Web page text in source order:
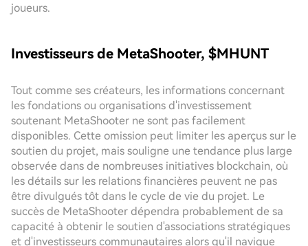
joueurs.
Investisseurs de MetaShooter, $MHUNT
Tout comme ses créateurs, les informations concernant
les fondations ou organisations d'investissement
soutenant MetaShooter ne sont pas facilement
disponibles. Cette omission peut limiter les aperçus sur le
soutien du projet, mais souligne une tendance plus large
observée dans de nombreuses initiatives blockchain, où
les détails sur les relations financières peuvent ne pas
être divulgués tôt dans le cycle de vie du projet. Le
succès de MetaShooter dépendra probablement de sa
capacité à obtenir le soutien d'associations stratégiques
et d'investisseurs communautaires alors qu'il navigue